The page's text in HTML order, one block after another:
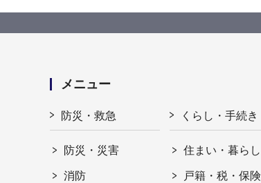
メニュー
防災・救急
防災・災害
消防
くらし・手続き
住まい・暮らし
戸籍・税・保険